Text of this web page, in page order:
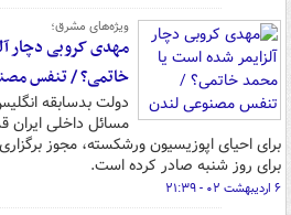
ویژه‌های مشرق؛
مهدی کروبی دچار
خاتمی؟ / تنفس
دولت بدسابقه
مسائل داخلی ایران
برای احیای اپوزیسیون ورشکسته، مجوز
برای روز شنبه صادر کرده است.
۶ اردیبهشت ۰۲ - ۲۱:۳۹